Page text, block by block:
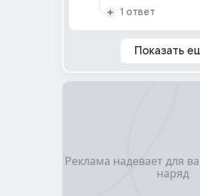
1 ответ
Показать